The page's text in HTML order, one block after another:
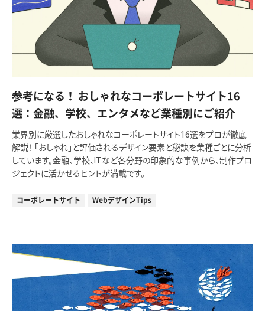
参考になる！ おしゃれなコーポレートサイト16
選：金融、学校、エンタメなど業種別にご紹介
業界別に厳選したおしゃれなコーポレートサイト16選をプロが徹底
解説！ 「おしゃれ」と評価されるデザイン要素と秘訣を業種ごとに分析
しています。金融、学校、ITなど各分野の印象的な事例から、制作プロ
ジェクトに活かせるヒントが満載です。
コーポレートサイト WebデザインTips